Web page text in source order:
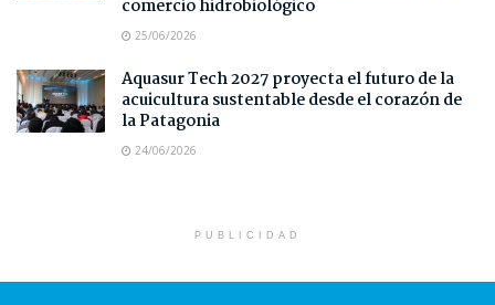
comercio hidrobiológico
25/06/2026
Aquasur Tech 2027 proyecta el futuro de la
acuicultura sustentable desde el corazón de
la Patagonia
24/06/2026
PUBLICIDAD